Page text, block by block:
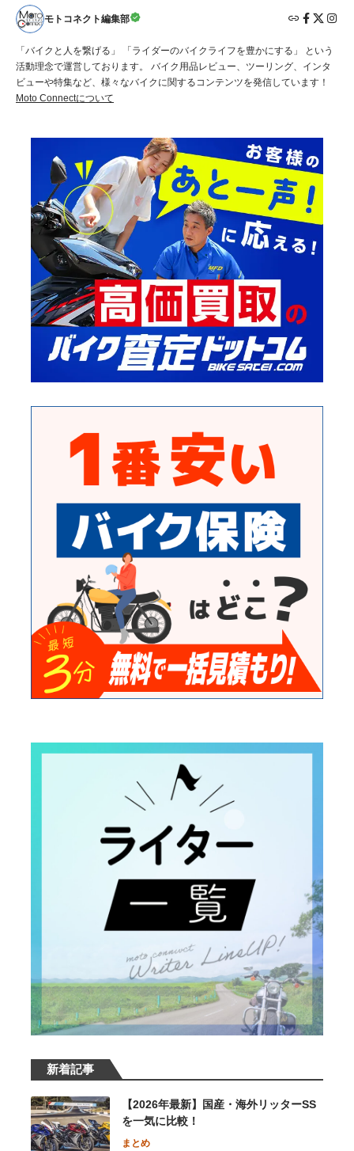
モトコネクト編集部
「バイクと人を繋げる」 「ライダーのバイクライフを豊かにする」 という
活動理念で運営しております。 バイク用品レビュー、ツーリング、インタ
ビューや特集など、様々なバイクに関するコンテンツを発信しています！
Moto Connectについて
新着記事
【2026年最新】国産・海外リッターSS
を一気に比較！
まとめ